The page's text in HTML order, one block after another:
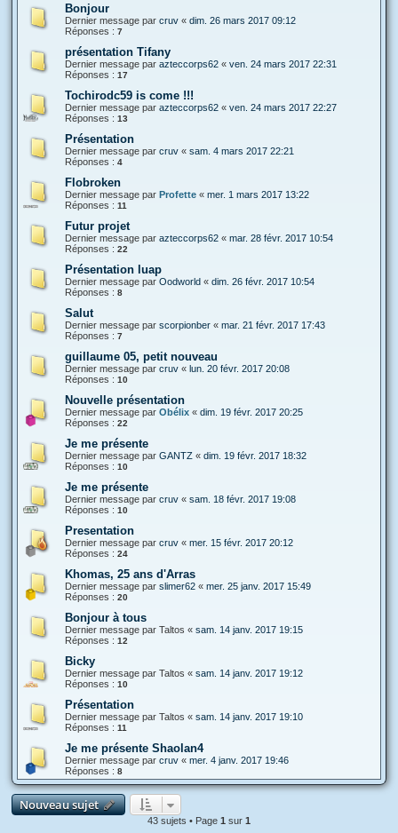
Bonjour
Dernier message par cruv « dim. 26 mars 2017 09:12
Réponses : 7
présentation Tifany
Dernier message par azteccorps62 « ven. 24 mars 2017 22:31
Réponses : 17
Tochirodc59 is come !!!
Dernier message par azteccorps62 « ven. 24 mars 2017 22:27
Réponses : 13
Présentation
Dernier message par cruv « sam. 4 mars 2017 22:21
Réponses : 4
Flobroken
Dernier message par Profette « mer. 1 mars 2017 13:22
Réponses : 11
Futur projet
Dernier message par azteccorps62 « mar. 28 févr. 2017 10:54
Réponses : 22
Présentation luap
Dernier message par Oodworld « dim. 26 févr. 2017 10:54
Réponses : 8
Salut
Dernier message par scorpionber « mar. 21 févr. 2017 17:43
Réponses : 7
guillaume 05, petit nouveau
Dernier message par cruv « lun. 20 févr. 2017 20:08
Réponses : 10
Nouvelle présentation
Dernier message par Obélix « dim. 19 févr. 2017 20:25
Réponses : 22
Je me présente
Dernier message par GANTZ « dim. 19 févr. 2017 18:32
Réponses : 10
Je me présente
Dernier message par cruv « sam. 18 févr. 2017 19:08
Réponses : 10
Presentation
Dernier message par cruv « mer. 15 févr. 2017 20:12
Réponses : 24
Khomas, 25 ans d'Arras
Dernier message par slimer62 « mer. 25 janv. 2017 15:49
Réponses : 20
Bonjour à tous
Dernier message par Taltos « sam. 14 janv. 2017 19:15
Réponses : 12
Bicky
Dernier message par Taltos « sam. 14 janv. 2017 19:12
Réponses : 10
Présentation
Dernier message par Taltos « sam. 14 janv. 2017 19:10
Réponses : 11
Je me présente Shaolan4
Dernier message par cruv « mer. 4 janv. 2017 19:46
Réponses : 8
Nouveau sujet
43 sujets • Page 1 sur 1